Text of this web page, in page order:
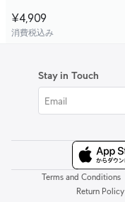
¥4,909
消費税込み
Stay in Touch
Terms and Conditions
Return Policy